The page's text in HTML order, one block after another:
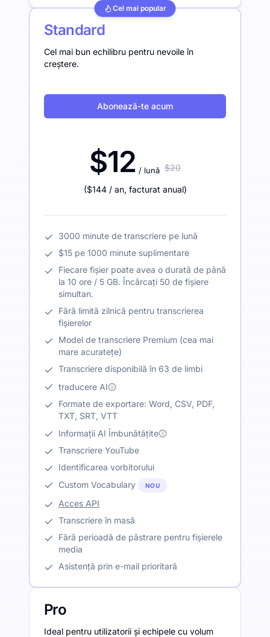
Cel mai popular
Standard
Cel mai bun echilibru pentru nevoile în
creștere.
Abonează-te acum
$12 / lună $20
($144 / an, facturat anual)
3000 minute de transcriere pe lună
$15 pe 1000 minute suplimentare
Fiecare fișier poate avea o durată de până
la 10 ore / 5 GB. Încărcați 50 de fișiere
simultan.
Fără limită zilnică pentru transcrierea
fișierelor
Model de transcriere Premium (cea mai
mare acuratețe)
Transcriere disponibilă în 63 de limbi
traducere AI
Formate de exportare: Word, CSV, PDF,
TXT, SRT, VTT
Informații AI Îmbunătățite
Transcriere YouTube
Identificarea vorbitorului
Custom Vocabulary
NOU
Acces API
Transcriere în masă
Fără perioadă de păstrare pentru fișierele
media
Asistență prin e-mail prioritară
Pro
Ideal pentru utilizatorii și echipele cu volum